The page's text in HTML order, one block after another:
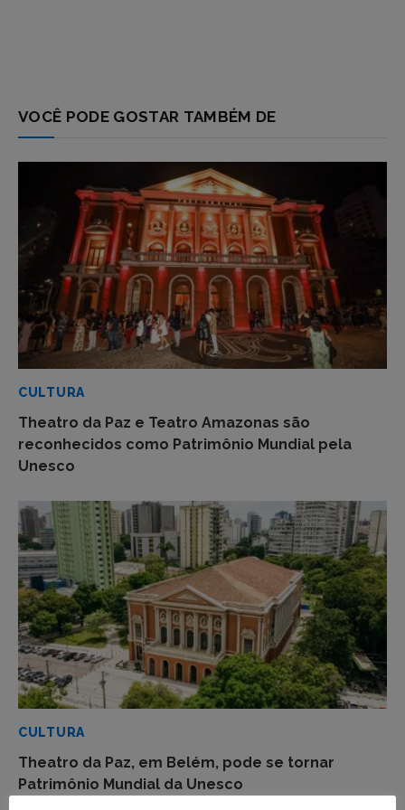
VOCÊ PODE GOSTAR TAMBÉM DE
CULTURA
Theatro da Paz e Teatro Amazonas são
reconhecidos como Patrimônio Mundial pela
Unesco
CULTURA
Theatro da Paz, em Belém, pode se tornar
Patrimônio Mundial da Unesco